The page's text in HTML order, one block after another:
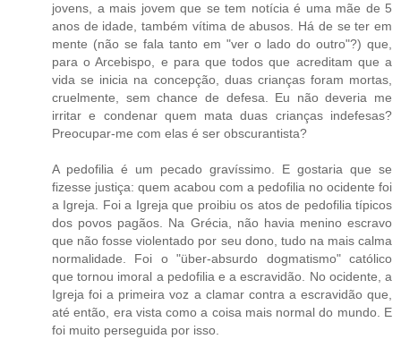
jovens, a mais jovem que se tem notícia é uma mãe de 5
anos de idade, também vítima de abusos. Há de se ter em
mente (não se fala tanto em "ver o lado do outro"?) que,
para o Arcebispo, e para que todos que acreditam que a
vida se inicia na concepção, duas crianças foram mortas,
cruelmente, sem chance de defesa. Eu não deveria me
irritar e condenar quem mata duas crianças indefesas?
Preocupar-me com elas é ser obscurantista?
A pedofilia é um pecado gravíssimo. E gostaria que se
fizesse justiça: quem acabou com a pedofilia no ocidente foi
a Igreja. Foi a Igreja que proibiu os atos de pedofilia típicos
dos povos pagãos. Na Grécia, não havia menino escravo
que não fosse violentado por seu dono, tudo na mais calma
normalidade. Foi o "über-absurdo dogmatismo" católico
que tornou imoral a pedofilia e a escravidão. No ocidente, a
Igreja foi a primeira voz a clamar contra a escravidão que,
até então, era vista como a coisa mais normal do mundo. E
foi muito perseguida por isso.